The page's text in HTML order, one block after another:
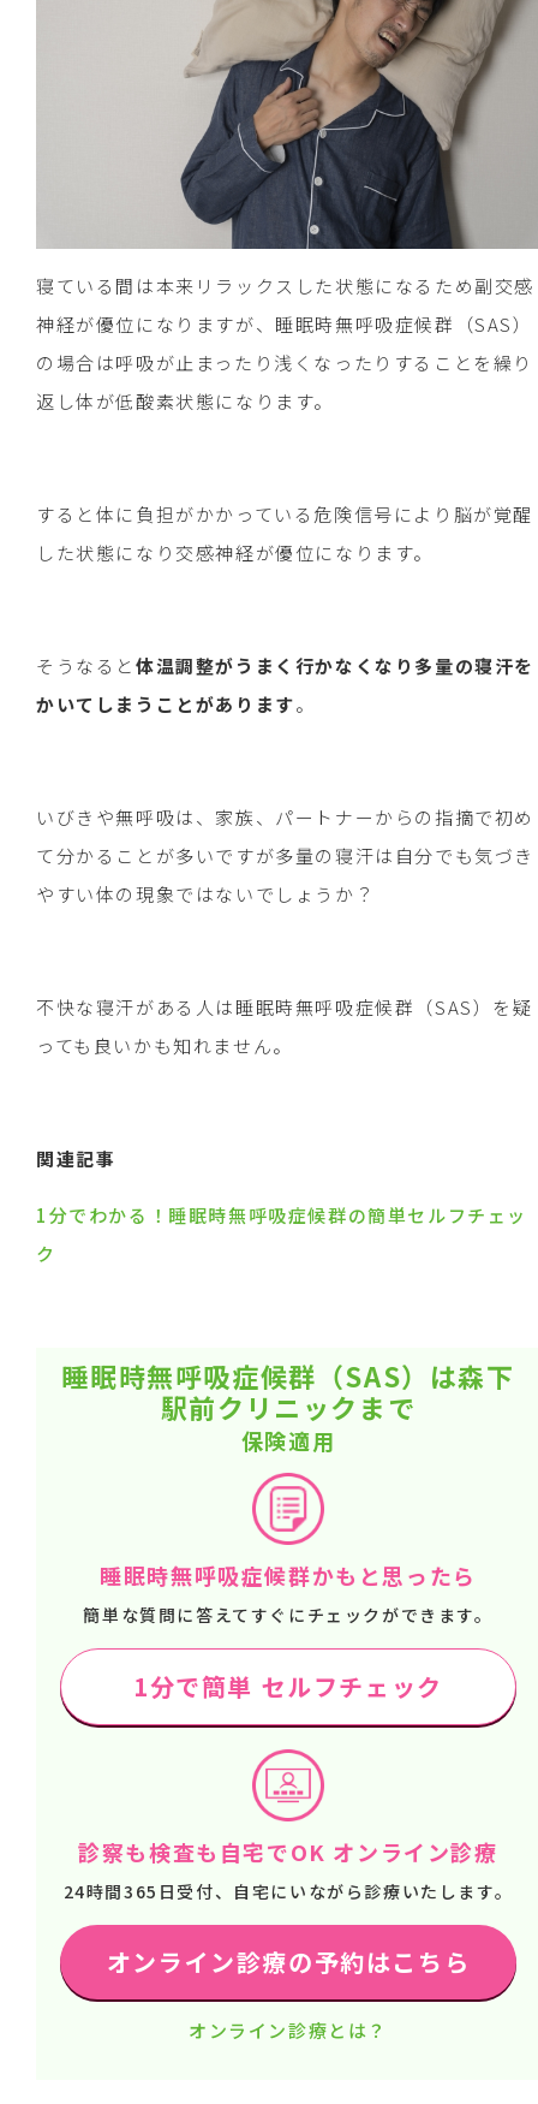
寝ている間は本来リラックスした状態になるため副交感
神経が優位になりますが、睡眠時無呼吸症候群（SAS）
の場合は呼吸が止まったり浅くなったりすることを繰り
返し体が低酸素状態になります。
すると体に負担がかかっている危険信号により脳が覚醒
した状態になり交感神経が優位になります。
そうなると 体温調整がうまく行かなくなり多量の寝汗を
かいてしまうことがあります。
いびきや無呼吸は、家族、パートナーからの指摘で初め
て分かることが多いですが多量の寝汗は自分でも気づき
やすい体の現象ではないでしょうか？
不快な寝汗がある人は睡眠時無呼吸症候群（SAS）を疑
っても良いかも知れません。
関連記事
1分でわかる！睡眠時無呼吸症候群の簡単セルフチェッ
ク
睡眠時無呼吸症候群（SAS）は森下
駅前クリニックまで
保険適用
睡眠時無呼吸症候群かもと思ったら
簡単な質問に答えてすぐにチェックができます。
1分で簡単 セルフチェック
診察も検査も自宅でOK オンライン診療
24時間365日受付、自宅にいながら診療いたします。
オンライン診療の予約はこちら
オンライン診療とは？